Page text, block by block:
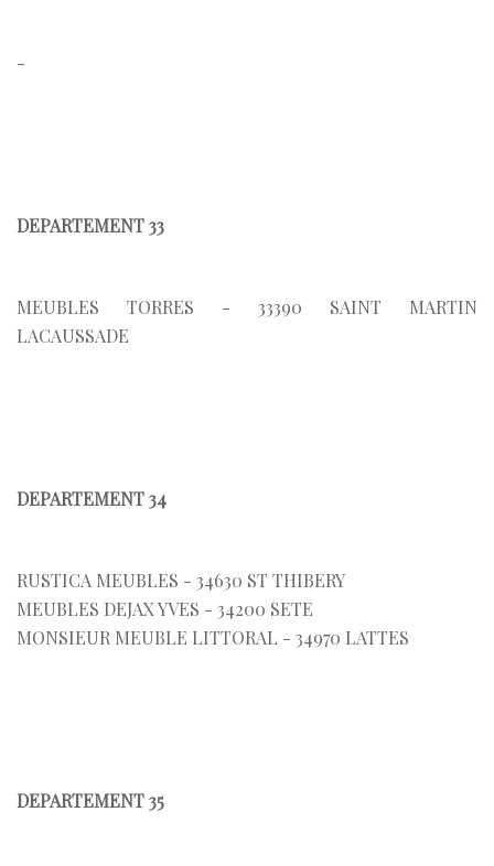
-
DEPARTEMENT 33
MEUBLES TORRES - 33390 SAINT MARTIN
LACAUSSADE
DEPARTEMENT 34
RUSTICA MEUBLES - 34630 ST THIBERY
MEUBLES DEJAX YVES - 34200 SETE
MONSIEUR MEUBLE LITTORAL - 34970 LATTES
DEPARTEMENT 35